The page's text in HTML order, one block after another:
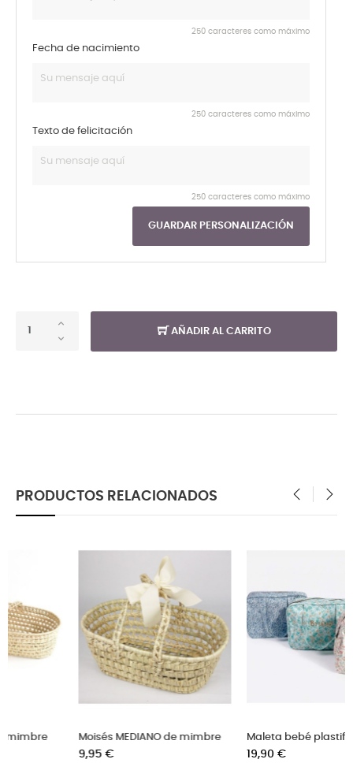
250 caracteres como máximo
Fecha de nacimiento
250 caracteres como máximo
Texto de felicitación
250 caracteres como máximo
GUARDAR PERSONALIZACIÓN
AÑADIR AL CARRITO
PRODUCTOS RELACIONADOS
Maleta bebé plastificada
19,90 €
Cesto metalizado con asa
madera